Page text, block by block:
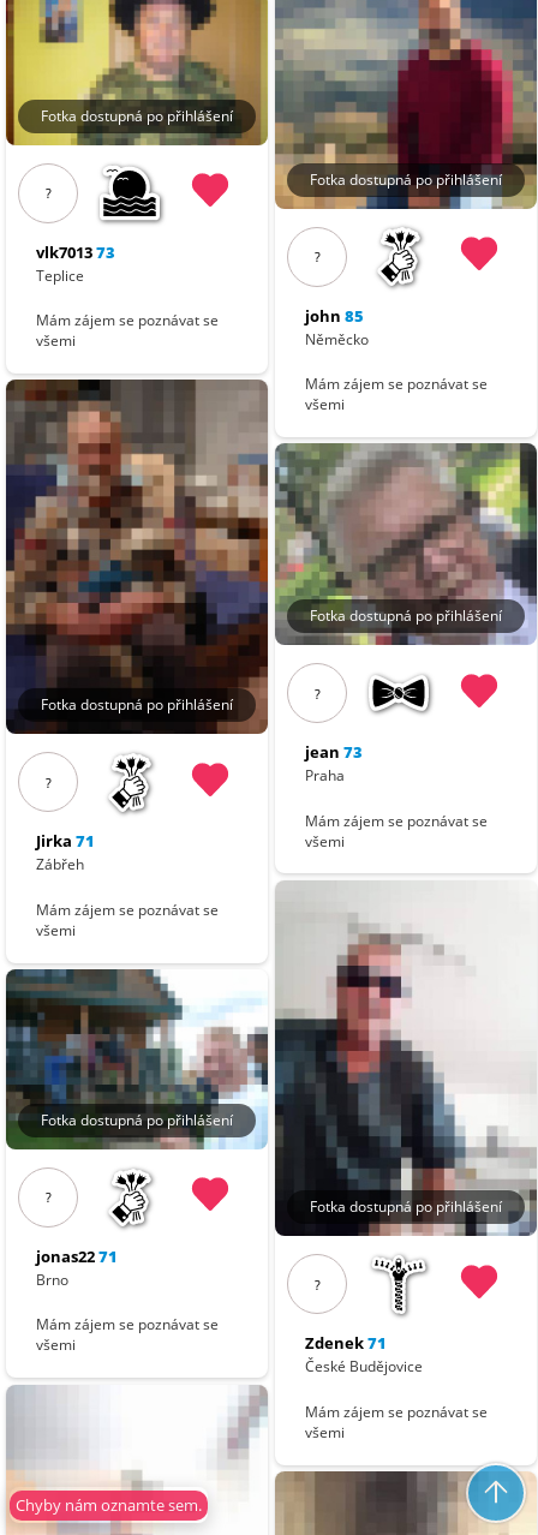
Chyby nám oznamte sem.
Fotka dostupná po přihlášení
?
vlk701373
Teplice
Mám zájem se poznávat se
všemi
Fotka dostupná po přihlášení
?
Jirka 71
Zábřeh
Mám zájem se poznávat se
všemi
Fotka dostupná po přihlášení
?
jonas2271
Brno
Mám zájem se poznávat se
všemi
Fotka dostupná po přihlášení
?
john 85
Něměcko
Mám zájem se poznávat se
všemi
Fotka dostupná po přihlášení
?
jean 73
Praha
Mám zájem se poznávat se
všemi
Fotka dostupná po přihlášení
?
Zdenek71
České Budějovice
Mám zájem se poznávat se
všemi